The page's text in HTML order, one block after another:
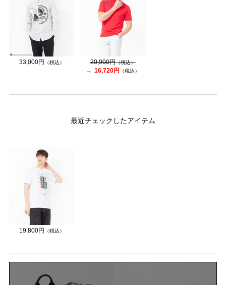
33,000円 （税込） 20,900円（税込）
16,720円 （税込）
最近チェックしたアイテム
19,800円 （税込）